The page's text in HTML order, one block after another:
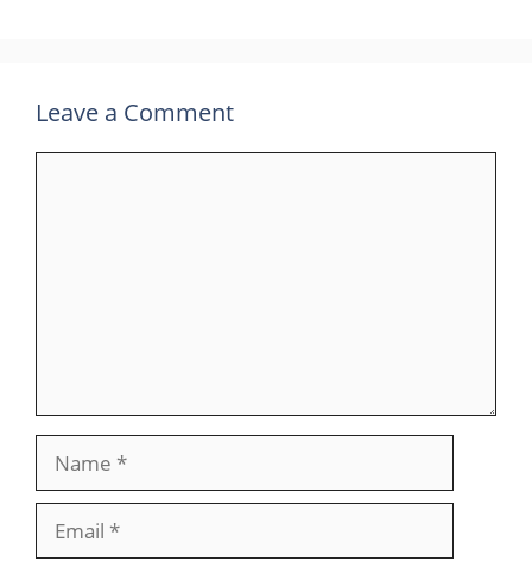
Leave a Comment